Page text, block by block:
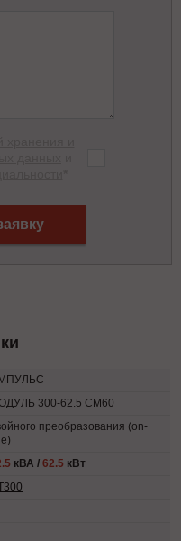
300-62.5 СМ60
преобразования (on-
кВА / 62.5 кВт